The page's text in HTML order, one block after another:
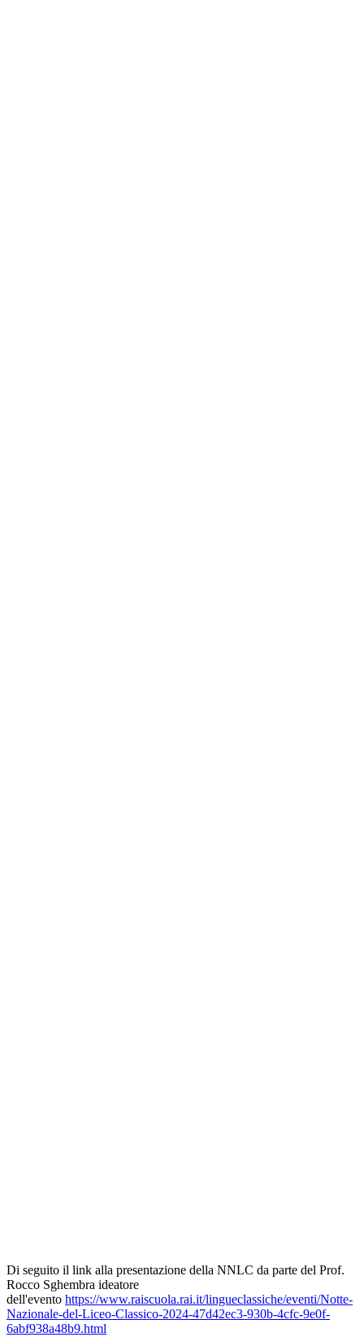
Di seguito il link alla presentazione della NNLC da parte del Prof.
Rocco Sghembra ideatore
dell'evento https://www.raiscuola.rai.it/lingueclassiche/eventi/Notte-
Nazionale-del-Liceo-Classico-2024-47d42ec3-930b-4cfc-9e0f-
6abf938a48b9.html